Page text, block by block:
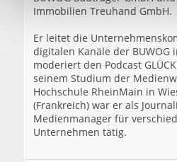
Immobilien Treuhand GmbH.
Er leitet die
digitalen Kanäle der BUWOG
moderiert den Podcast
seinem Studium der
Hochschule RheinMain in
(Frankreich) war er als
Medienmanager für
Unternehmen tätig.